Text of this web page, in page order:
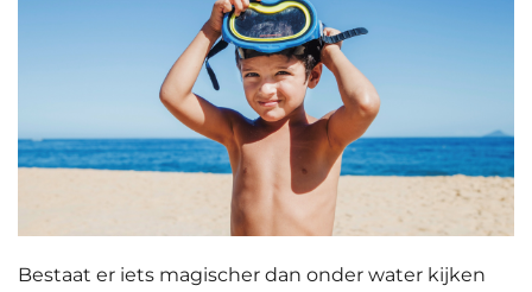
Bestaat er iets magischer dan onder water kijken